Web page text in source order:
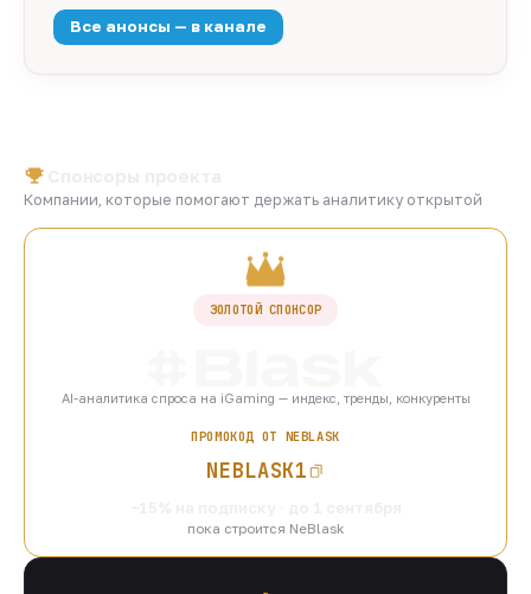
Все анонсы — в канале
Компании, которые помогают держать аналитику открытой
ЗОЛОТОЙ СПОНСОР
AI-аналитика спроса на iGaming — индекс, тренды, конкуренты
ПРОМОКОД ОТ NEBLASK
NEBLASK1
пока строится NeBlask